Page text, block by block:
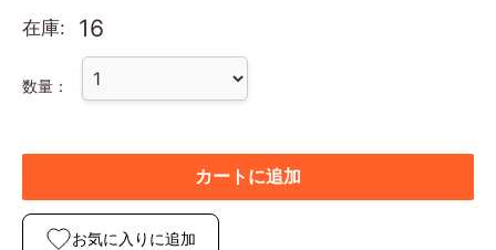
在庫: 16
数量：
カートに追加
お気に入りに追加